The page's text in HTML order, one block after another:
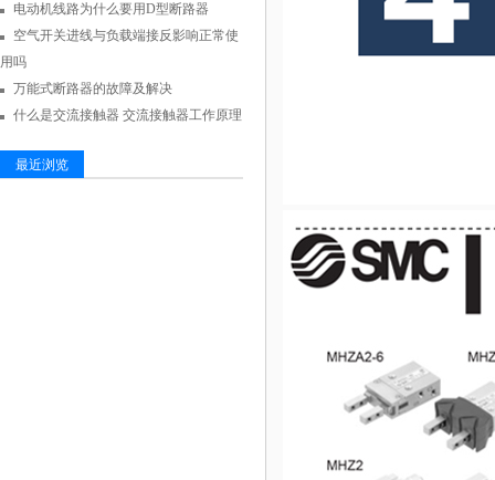
电动机线路为什么要用D型断路器
空气开关进线与负载端接反影响正常使
用吗
万能式断路器的故障及解决
什么是交流接触器 交流接触器工作原理
最近浏览